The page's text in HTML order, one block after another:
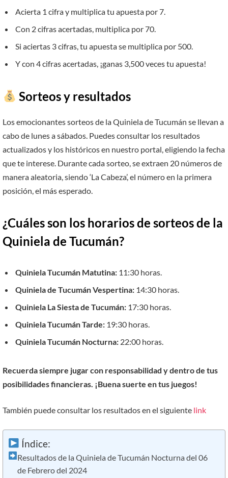
Acierta 1 cifra y multiplica tu apuesta por 7.
Con 2 cifras acertadas, multiplica por 70.
Si aciertas 3 cifras, tu apuesta se multiplica por 500.
Y con 4 cifras acertadas, ¡ganas 3,500 veces tu apuesta!
Sorteos y resultados
Los emocionantes sorteos de la Quiniela de Tucumán se llevan a
cabo de lunes a sábados. Puedes consultar los resultados
actualizados y los históricos en nuestro portal, eligiendo la fecha
que te interese. Durante cada sorteo, se extraen 20 números de
manera aleatoria, siendo ‘La Cabeza’, el número en la primera
posición, el más esperado.
¿Cuáles son los horarios de sorteos de la
Quiniela de Tucumán?
Quiniela Tucumán Matutina: 11:30 horas.
Quiniela de Tucumán Vespertina: 14:30 horas.
Quiniela La Siesta de Tucumán: 17:30 horas.
Quiniela Tucumán Tarde: 19:30 horas.
Quiniela Tucumán Nocturna: 22:00 horas.
Recuerda siempre jugar con responsabilidad y dentro de tus
posibilidades financieras. ¡Buena suerte en tus juegos!
También puede consultar los resultados en el siguiente link
Índice:
Resultados de la Quiniela de Tucumán Nocturna del 06
de Febrero del 2024